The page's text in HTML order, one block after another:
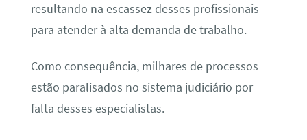
resultando na escassez desses profissionais
para atender à alta demanda de trabalho.
Como consequência, milhares de processos
estão paralisados no sistema judiciário por
falta desses especialistas.